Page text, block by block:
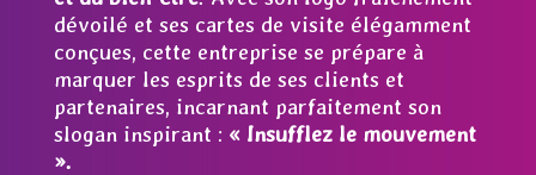
dévoilé et ses cartes de visite élégamment
conçues, cette entreprise se prépare à
marquer les esprits de ses clients et
partenaires, incarnant parfaitement son
slogan inspirant : « Insufflez le mouvement
».